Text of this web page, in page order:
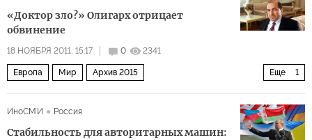
«Доктор зло?» Олигарх отрицает
обвинение
18 НОЯБРЯ 2011, 15:17 0 2341
Еще 1
Европа Мир Архив 2015
ИноСМИ
Россия
Стабильность для авторитарных машин: